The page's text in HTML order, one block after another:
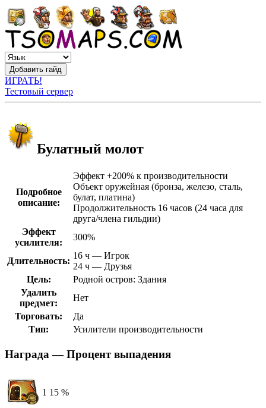
ИГРАТЬ!
Тестовый сервер
Булатный молот
Подробное
описание:
Эффект +200% к производительности
Объект оружейная (бронза, железо, сталь,
булат, платина)
Продолжительность 16 часов (24 часа для
друга/члена гильдии)
Эффект
усилителя:
300%
Длительность:
16 ч — Игрок
24 ч — Друзья
Цель:
Родной остров: Здания
Удалить
предмет:
Нет
Торговать:
Да
Тип:
Усилители производительности
Награда — Процент выпадения
1 15 %